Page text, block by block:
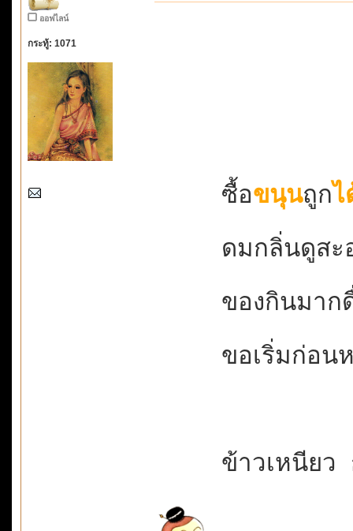
ออฟไลน์
กระทู้: 1071
ซื้อขนุนถูกไ
ดมกลิ่นดูสะ
ของกินมาก
ขอเริ่มก่อน
ข้าวเหนียว